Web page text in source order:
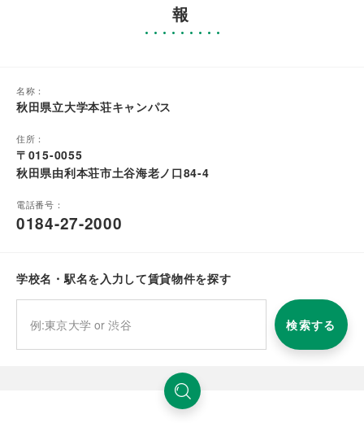
報
名称：
秋田県立大学本荘キャンパス
住所：
〒015-0055
秋田県由利本荘市土谷海老ノ口84-4
電話番号：
0184-27-2000
学校名・駅名を入力して賃貸物件を探す
検索する